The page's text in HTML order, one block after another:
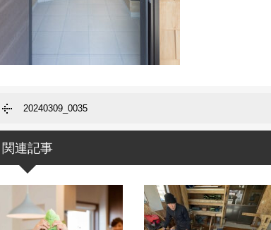
20240309_0035
関連記事